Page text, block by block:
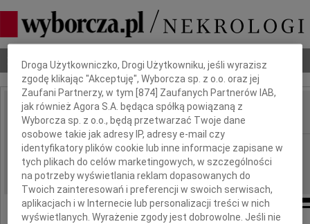
Nekrologi Odeszli Poradnik pogrzebowy
IMIĘ I NAZWISKO:
REGION: Warszawa
DATA EMISJI: 18.09.2009
Dbamy o Twoją prywatność
Droga Użytkowniczko, Drogi Użytkowniku, jeśli wyrazisz
zgodę klikając "Akceptuję", Wyborcza sp. z o.o. oraz jej
Zaufani Partnerzy, w tym [874 ] Zaufanych Partnerów IAB,
jak również Agora S.A. będąca spółką powiązaną z
Wyborcza sp. z o.o., będą przetwarzać Twoje dane
osobowe takie jak adresy IP, adresy e-mail czy
identyfikatory plików cookie lub inne informacje zapisane w
tych plikach do celów marketingowych, w szczególności
na potrzeby wyświetlania reklam dopasowanych do
Twoich zainteresowań i preferencji w swoich serwisach,
aplikacjach i w Internecie lub personalizacji treści w nich
wyświetlanych. Wyrażenie zgody jest dobrowolne. Jeśli nie